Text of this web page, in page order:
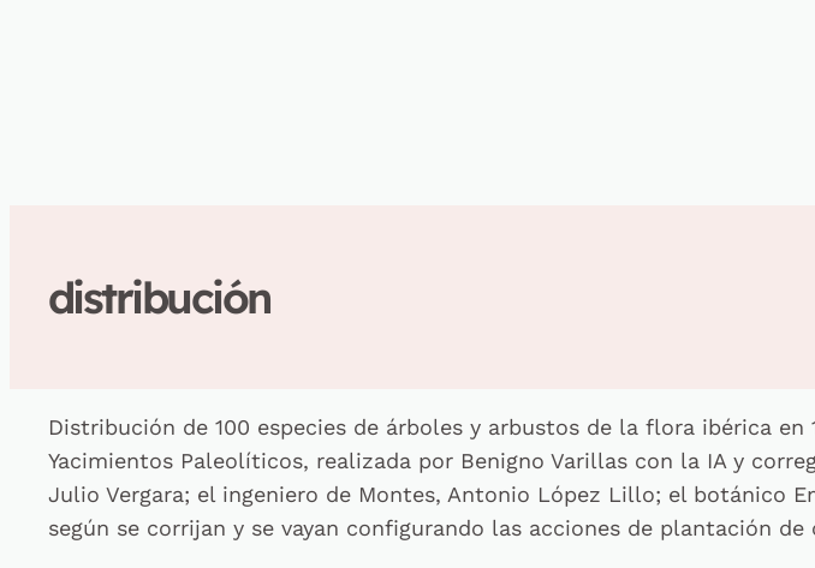
distribución
Distribución de 100 especies de árboles y arbustos de la flora ibérica en
Yacimientos Paleolíticos, realizada por Benigno Varillas con la IA y
Julio Vergara; el ingeniero de Montes, Antonio López Lillo; el botánico
según se corrijan y se vayan configurando las acciones de plantación de